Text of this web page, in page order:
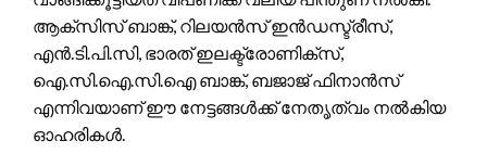
ആക്സിസ് ബാങ്ക്, റിലയൻസ് ഇൻഡസ്ട്രീസ്,
എൻ.ടി.പി.സി, ഭാരത് ഇലക്ട്രോണിക്സ്,
ഐ.സി.ഐ.സി.ഐ ബാങ്ക്, ബജാജ് ഫിനാൻസ്
എന്നിവയാണ് ഈ നേട്ടങ്ങൾക്ക് നേതൃത്വം നൽകിയ
ഓഹരികൾ.